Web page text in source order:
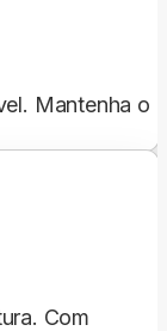
Mantenha o
Com